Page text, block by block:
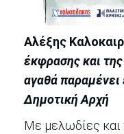
Μαθητικό
Καλλιτεχνικό
Φεστιβάλ
Συμπόσιο
Γλυπτικής
Αρχείο
Εκδηλώσεων
Αλέξης
έκφρασης και
αγαθά παραμένει
Δημοτική Αρχή
Με μελωδίες και